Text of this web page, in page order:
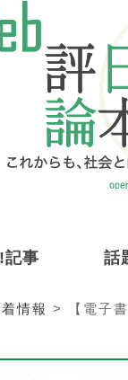
記事 話
情報 >
【電子